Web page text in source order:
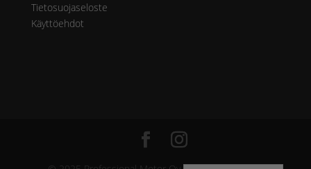
Tietosuojaseloste
Käyttöehdot